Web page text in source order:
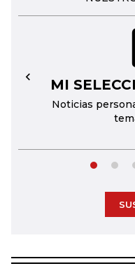
MI
Noticias
←